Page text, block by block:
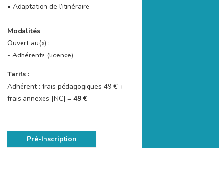
• Adaptation de l’itinéraire
Modalités
Ouvert au(x) :
- Adhérents (licence)
Tarifs :
Adhérent : frais pédagogiques 49 € +
frais annexes [NC] = 49 €
Pré-Inscription